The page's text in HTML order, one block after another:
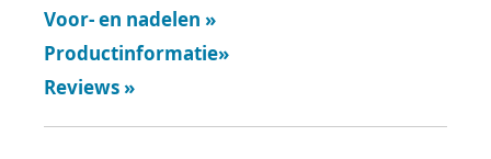
Voor- en nadelen »
Productinformatie»
Reviews »